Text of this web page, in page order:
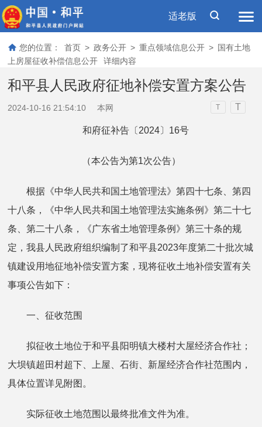
适老版
您的位置： 首页 > 政务公开 > 重点领域信息公开 > 国有土地
上房屋征收补偿信息公开
详细内容
和平县人民政府征地补偿安置方案公告
2024-10-16 21:54:10 本网 T T
和府征补告〔2024〕16号
（本公告为第1次公告）
根据《中华人民共和国土地管理法》第四十七条、第四
十八条，《中华人民共和国土地管理法实施条例》第二十七
条、第二十八条，《广东省土地管理条例》第三十条的规
定，我县人民政府组织编制了和平县2023年度第二十批次城
镇建设用地征地补偿安置方案，现将征收土地补偿安置有关
事项公告如下：
一、征收范围
拟征收土地位于和平县阳明镇大楼村大屋经济合作社；
大坝镇超田村超下、上屋、石街、新屋经济合作社范围内，
具体位置详见附图。
实际征收土地范围以最终批准文件为准。